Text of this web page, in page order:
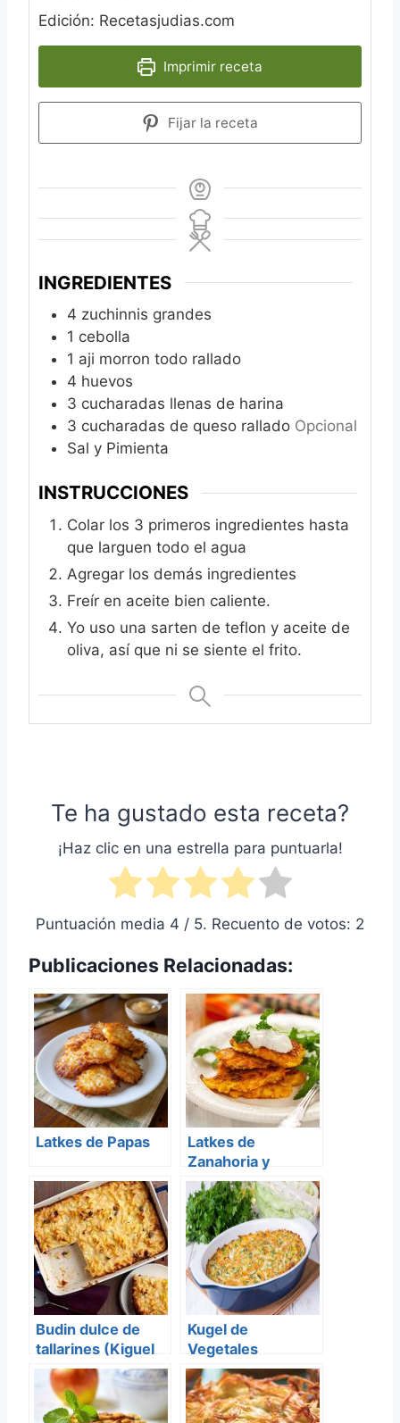
Edición: Recetasjudias.com
Imprimir receta
Fijar la receta
INGREDIENTES
4 zuchinnis grandes
1 cebolla
1 aji morron todo rallado
4 huevos
3 cucharadas llenas de harina
3 cucharadas de queso rallado Opcional
Sal y Pimienta
INSTRUCCIONES
Colar los 3 primeros ingredientes hasta
que larguen todo el agua
Agregar los demás ingredientes
Freír en aceite bien caliente.
Yo uso una sarten de teflon y aceite de
oliva, así que ni se siente el frito.
Te ha gustado esta receta?
¡Haz clic en una estrella para puntuarla!
Puntuación media 4 / 5. Recuento de votos: 2
Publicaciones Relacionadas:
Latkes de Papas
Latkes de
Zanahoria y
Zucchini
Budin dulce de
tallarines (Kiguel
de Lokschen)
Kugel de
Vegetales